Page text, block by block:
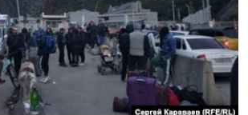
КРЫМА